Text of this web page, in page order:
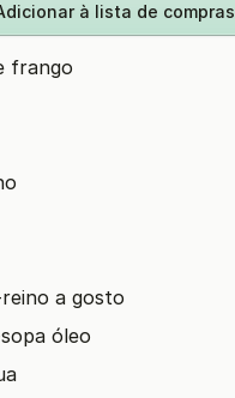
à lista de compras
frango
a gosto
óleo